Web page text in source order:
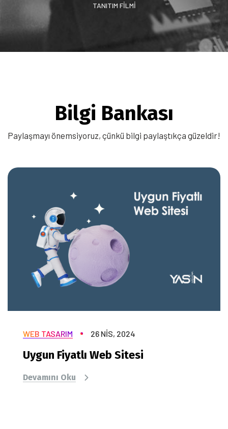
TANITIM FILMI
Bilgi Bankası
Paylaşmayı önemsiyoruz, çünkü bilgi paylaştıkça güzeldir!
WEB TASARIM 26 NIS, 2024
Uygun Fiyatlı Web Sitesi
Devamını Oku